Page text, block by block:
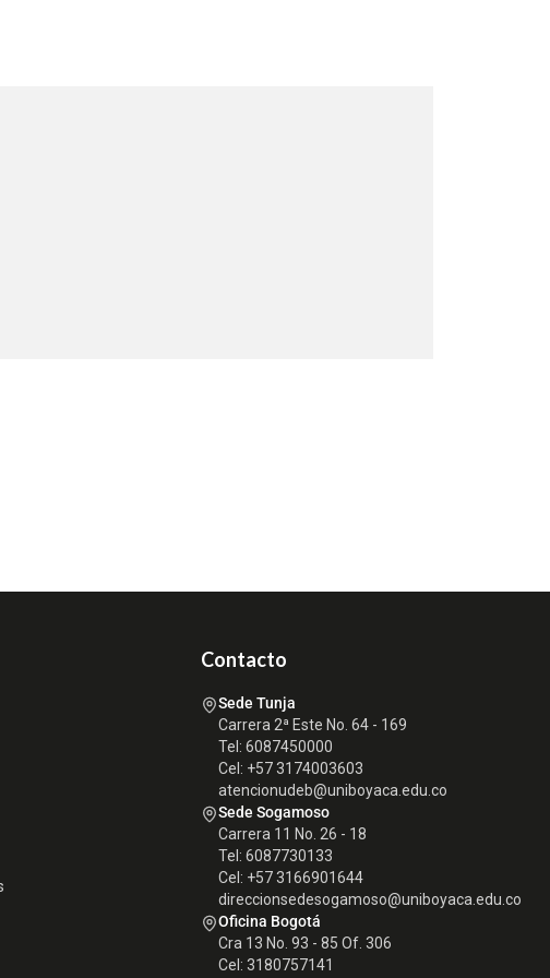
Contacto
Sede Tunja
Carrera 2ª Este No. 64 - 169
Tel: 6087450000
Cel: +57 3174003603
atencionudeb@uniboyaca.edu.co
Sede Sogamoso
Carrera 11 No. 26 - 18
Tel: 6087730133
Cel: +57 3166901644
direccionsedesogamoso@uniboyaca.edu.co
Oficina Bogotá
Cra 13 No. 93 - 85 Of. 306
Cel: 3180757141